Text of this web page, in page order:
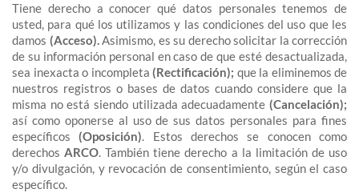
Tiene derecho a conocer qué datos personales tenemos de
usted, para qué los utilizamos y las condiciones del uso que les
damos (Acceso).Asimismo, es su derecho solicitar la corrección
de su información personal en caso de que esté desactualizada,
sea inexacta o incompleta (Rectificación); que la eliminemos de
nuestros registros o bases de datos cuando considere que la
misma no está siendo utilizada adecuadamente (Cancelación);
así como oponerse al uso de sus datos personales para fines
específicos(Oposición). Estos derechos se conocen como
derechosARCO. También tiene derecho a la limitación de uso
y/o divulgación, y revocación de consentimiento, según el caso
específico.